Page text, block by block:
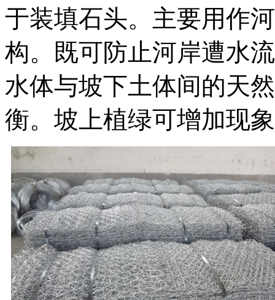
于装填石头。主要用作
构。既可防止河岸遭水
水体与坡下土体间的天
衡。坡上植绿可增加现